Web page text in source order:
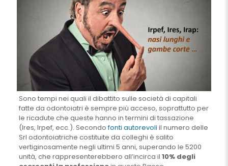
Sono tempi nei quali il dibattito sulle società di capitali
fatte da odontoiatri è sempre più acceso, soprattutto per
le ricadute che queste hanno in termini di tassazione
(Ires, Irpef, ecc.). Secondofonti autorevoli il numero delle
Srl odontoiatriche costituite da colleghi è salito
vertiginosamente negli ultimi 5 anni, superando le 5200
unità, che rappresenterebbero all’incirca il 10% degli